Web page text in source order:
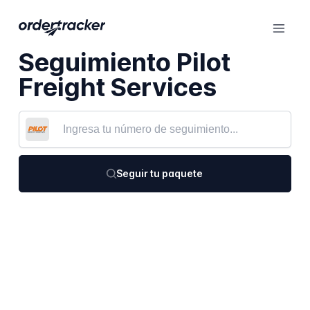
Seguimiento Pilot
Freight Services
Seguir tu paquete